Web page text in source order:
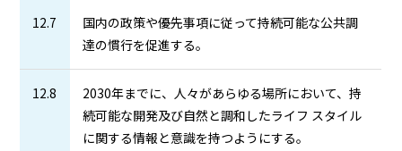
12.7
国内の政策や優先事項に従って持続可能な公共調
達の慣行を促進する。
12.8
2030年までに、人々があらゆる場所において、持
続可能な開発及び自然と調和したライフ スタイル
に関する情報と意識を持つようにする。